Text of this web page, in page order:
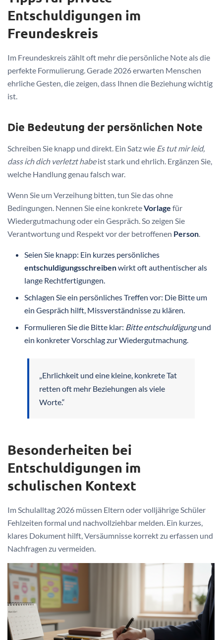
Entschuldigungen im
Freundeskreis
Im Freundeskreis zählt oft mehr die persönliche Note als die
perfekte Formulierung. Gerade 2026 erwarten Menschen
ehrliche Gesten, die zeigen, dass Ihnen die Beziehung wichtig
ist.
Die Bedeutung der persönlichen Note
Schreiben Sie knapp und direkt. Ein Satz wie Es tut mir leid,
dass ich dich verletzt habeist stark und ehrlich. Ergänzen Sie,
welche Handlung genau falsch war.
Wenn Sie um Verzeihung bitten, tun Sie das ohne
Bedingungen. Nennen Sie eine konkreteVorlage für
Wiedergutmachung oder ein Gespräch. So zeigen Sie
Verantwortung und Respekt vor der betroffenen Person.
Seien Sie knapp: Ein kurzes persönliches
entschuldigungsschreibenwirkt oft authentischer als
lange Rechtfertigungen.
Schlagen Sie ein persönliches Treffen vor: Die Bitte um
ein Gespräch hilft, Missverständnisse zu klären.
Formulieren Sie die Bitte klar: Bitte entschuldigungund
ein konkreter Vorschlag zur Wiedergutmachung.
„Ehrlichkeit und eine kleine, konkrete Tat
retten oft mehr Beziehungen als viele
Worte.“
Besonderheiten bei
Entschuldigungen im
schulischen Kontext
Im Schulalltag 2026 müssen Eltern oder volljährige Schüler
Fehlzeiten formal und nachvollziehbar melden. Ein kurzes,
klares Dokument hilft, Versäumnisse korrekt zu erfassen und
Nachfragen zu vermeiden.